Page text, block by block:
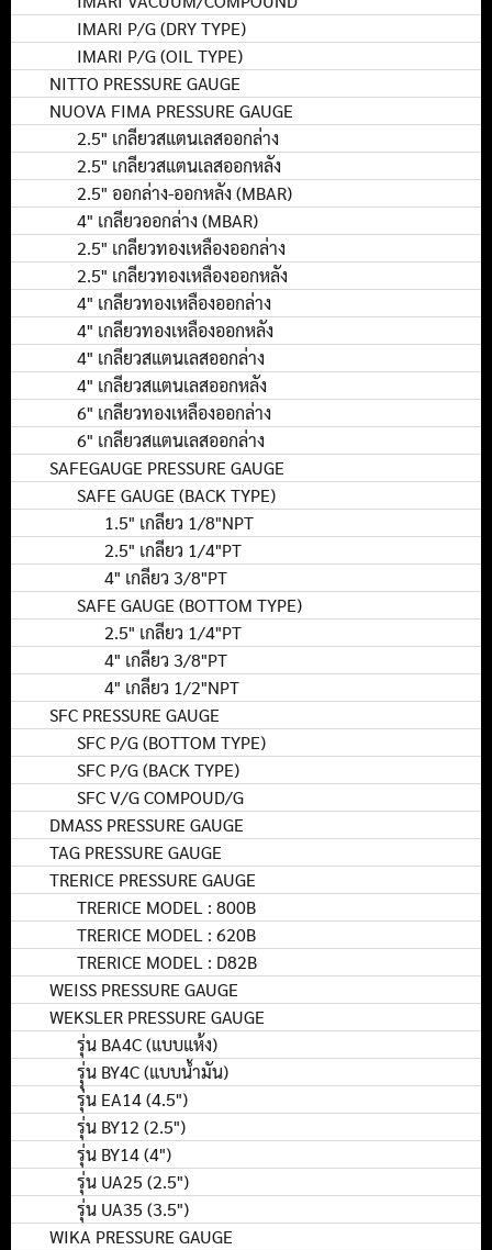
IMARI P/G (DRY TYPE)
IMARI P/G (OIL TYPE)
NITTO PRESSURE GAUGE
NUOVA FIMA PRESSURE GAUGE
2.5" เกลียวสแตนเลสออกล่าง
2.5" เกลียวสแตนเลสออกหลัง
2.5" ออกล่าง-ออกหลัง (MBAR)
4" เกลียวออกล่าง (MBAR)
2.5" เกลียวทองเหลืองออกล่าง
2.5" เกลียวทองเหลืองออกหลัง
4" เกลียวทองเหลืองออกล่าง
4" เกลียวทองเหลืองออกหลัง
4" เกลียวสแตนเลสออกล่าง
4" เกลียวสแตนเลสออกหลัง
6" เกลียวทองเหลืองออกล่าง
6" เกลียวสแตนเลสออกล่าง
SAFEGAUGE PRESSURE GAUGE
SAFE GAUGE (BACK TYPE)
1.5" เกลียว 1/8"NPT
2.5" เกลียว 1/4"PT
4" เกลียว 3/8"PT
SAFE GAUGE (BOTTOM TYPE)
2.5" เกลียว 1/4"PT
4" เกลียว 3/8"PT
4" เกลียว 1/2"NPT
SFC PRESSURE GAUGE
SFC P/G (BOTTOM TYPE)
SFC P/G (BACK TYPE)
SFC V/G COMPOUD/G
DMASS PRESSURE GAUGE
TAG PRESSURE GAUGE
TRERICE PRESSURE GAUGE
TRERICE MODEL : 800B
TRERICE MODEL : 620B
TRERICE MODEL : D82B
WEISS PRESSURE GAUGE
WEKSLER PRESSURE GAUGE
รุ่น BA4C (แบบแห้ง)
รุุ่น BY4C (แบบน้ำมัน)
รุ่น EA14 (4.5")
รุ่น BY12 (2.5")
รุ่น BY14 (4")
รุ่น UA25 (2.5")
รุ่น UA35 (3.5")
WIKA PRESSURE GAUGE